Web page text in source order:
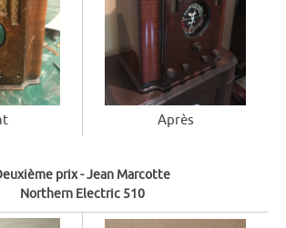
Après
prix - Jean Marcotte
Northern Electric 510